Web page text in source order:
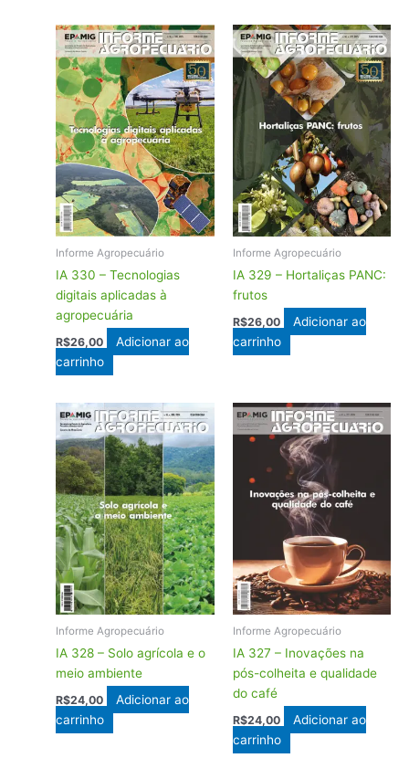
Informe Agropecuário
IA 330 – Tecnologias
digitais aplicadas à
agropecuária
R$26,00
Adicionar ao
carrinho
Informe Agropecuário
IA 329 – Hortaliças PANC:
frutos
R$26,00
Adicionar ao
carrinho
Informe Agropecuário
IA 328 – Solo agrícola e o
meio ambiente
R$24,00
Adicionar ao
carrinho
Informe Agropecuário
IA 327 – Inovações na
pós-colheita e qualidade
do café
R$24,00
Adicionar ao
carrinho